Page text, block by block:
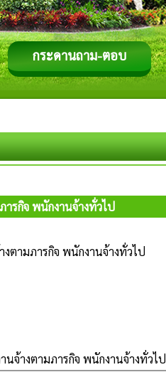
กระดานถาม-ตอบ
รกิจ พนักงานจ้างทั่วไป
ตามภารกิจ พนักงานจ้างทั่วไป
จ้างตามภารกิจ พนักงานจ้างทั่วไป